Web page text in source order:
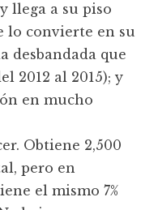
llega a su piso
lo convierte en su
desbandada que
2012 al 2015); y
en mucho
Obtiene 2,500
pero en
el mismo 7%